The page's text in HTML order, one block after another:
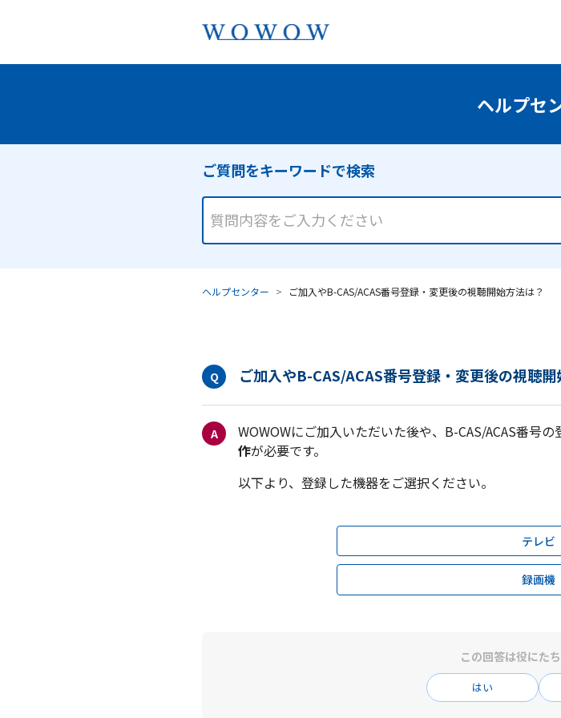
ヘルプセンター ご加入やB-CAS/ACAS番号登録・変更後の視聴開始方法は？
Q ご加入やB-CAS/ACAS番号登録・変更後の視聴開
A WOWOWにご加入いただいた後や、B-CAS/ACAS番号の
作が必要です。
テレビ
録画機
この回答は役にた
はい